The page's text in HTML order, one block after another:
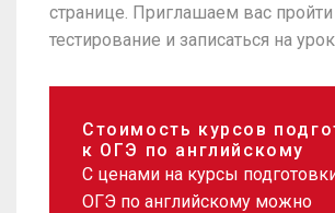
странице. Приглашаем вас пройти
тестирование и записаться на
Стоимость курсов
к ОГЭ по английскому
С ценами на курсы
ОГЭ по английскому можно